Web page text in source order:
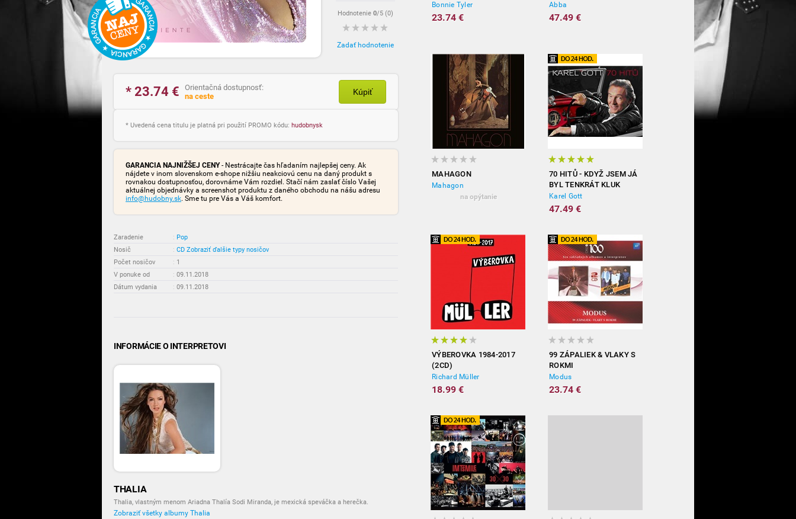
Hodnotenie 0/5 (0)
Zadať hodnotenie
* 23.74 €
Orientačná dostupnosť:
na ceste
Kúpiť
* Uvedená cena titulu je platná pri použití PROMO kódu: hudobnysk
GARANCIA NAJNIŽŠEJ CENY- Nestrácajte čas hľadaním najlepšej ceny. Ak
nájdete v inom slovenskom e-shope nižšiu neakciovú cenu na daný produkt s
rovnakou dostupnosťou, dorovnáme Vám rozdiel. Stačí nám zaslať číslo Vašej
aktuálnej objednávky a screenshot produktu z daného obchodu na nášu adresu
info@hudobny.sk. Sme tu pre Vás a Váš komfort.
Zaradenie : Pop
Nosič
: CD Zobraziť ďalšie typy nosičov
Počet nosičov
: 1
V ponuke od
: 09.11.2018
Dátum vydania
: 09.11.2018
INFORMÁCIE O INTERPRETOVI
THALIA
Thalia, vlastným menom Ariadna Thalía Sodi Miranda, je mexická speváčka a herečka.
Zobraziť všetky albumy Thalia
Bonnie Tyler
23.74 €
Abba
47.49 €
MAHAGON
Mahagon
na opýtanie
70 HITŮ - KDYŽ JSEM JÁ
BYL TENKRÁT KLUK
(3CD)
Karel Gott
47.49 €
VÝBEROVKA 1984-2017
(2CD)
Richard Müller
18.99 €
99 ZÁPALIEK & VLAKY S
ROKMI
Modus
23.74 €